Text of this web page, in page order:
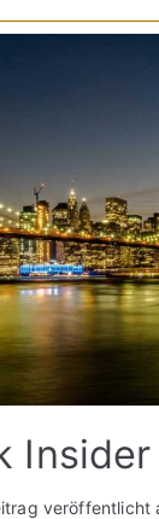
veröffentlicht